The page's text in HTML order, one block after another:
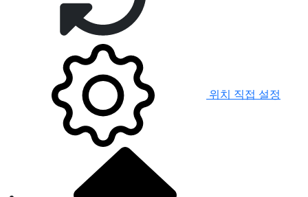
위치 직접 설정